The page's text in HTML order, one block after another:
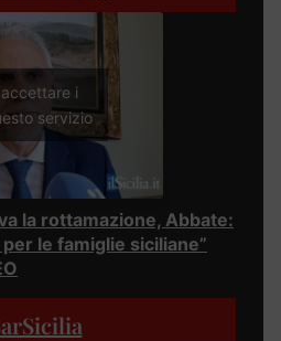
i
servizio
la rottamazione, Abbate:
le famiglie siciliane”